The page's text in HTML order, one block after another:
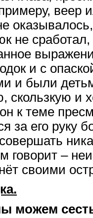
веер
не
и с
и были
скользкую и
к теме
за его руку
говорит –
своими
можем